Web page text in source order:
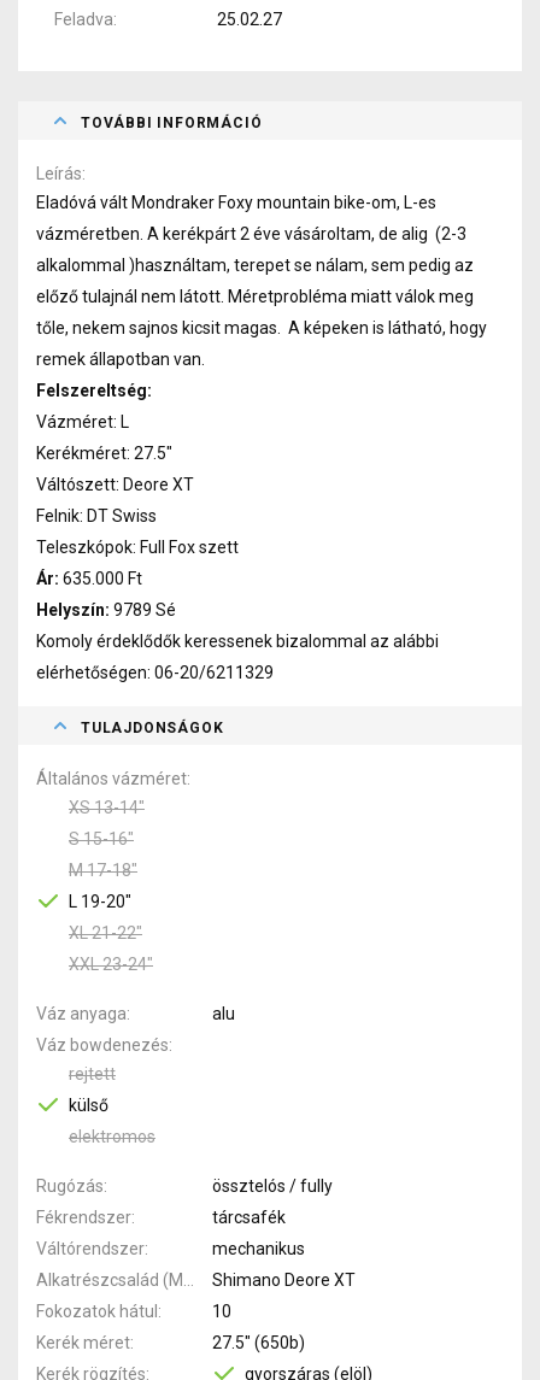
Feladva
25.02.27
TOVÁBBI INFORMÁCIÓ
Leírás
Eladóvá vált Mondraker Foxy mountain bike-om, L-es
vázméretben. A kerékpárt 2 éve vásároltam, de alig (2-3
alkalommal )használtam, terepet se nálam, sem pedig az
előző tulajnál nem látott. Méretprobléma miatt válok meg
tőle, nekem sajnos kicsit magas. A képeken is látható, hogy
remek állapotban van.
Felszereltség:
Vázméret: L
Kerékméret: 27.5"
Váltószett: Deore XT
Felnik: DT Swiss
Teleszkópok: Full Fox szett
Ár: 635.000 Ft
Helyszín: 9789 Sé
Komoly érdeklődők keressenek bizalommal az alábbi
elérhetőségen: 06-20/6211329
TULAJDONSÁGOK
Általános vázméret
XS 13-14"
S 15-16"
M 17-18"
L 19-20"
XL 21-22"
XXL 23-24"
Váz anyaga
alu
Váz bowdenezés
rejtett
külső
elektromos
Rugózás
össztelós / fully
Fékrendszer
tárcsafék
Váltórendszer
mechanikus
Shimano Deore XT
Fokozatok hátul
10
Kerék méret
27.5" (650b)
Kerék rögzítés
gyorszáras (elöl)